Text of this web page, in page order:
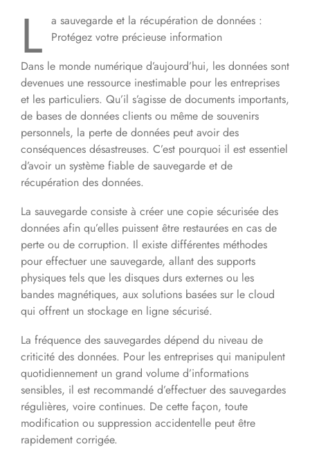
L a sauvegarde et la récupération de données :
Protégez votre précieuse information
Dans le monde numérique d’aujourd’hui, les données sont
devenues une ressource inestimable pour les entreprises
et les particuliers. Qu’il s’agisse de documents importants,
de bases de données clients ou même de souvenirs
personnels, la perte de données peut avoir des
conséquences désastreuses. C’est pourquoi il est essentiel
d’avoir un système fiable de sauvegarde et de
récupération des données.
La sauvegarde consiste à créer une copie sécurisée des
données afin qu’elles puissent être restaurées en cas de
perte ou de corruption. Il existe différentes méthodes
pour effectuer une sauvegarde, allant des supports
physiques tels que les disques durs externes ou les
bandes magnétiques, aux solutions basées sur le cloud
qui offrent un stockage en ligne sécurisé.
La fréquence des sauvegardes dépend du niveau de
criticité des données. Pour les entreprises qui manipulent
quotidiennement un grand volume d’informations
sensibles, il est recommandé d’effectuer des sauvegardes
régulières, voire continues. De cette façon, toute
modification ou suppression accidentelle peut être
rapidement corrigée.